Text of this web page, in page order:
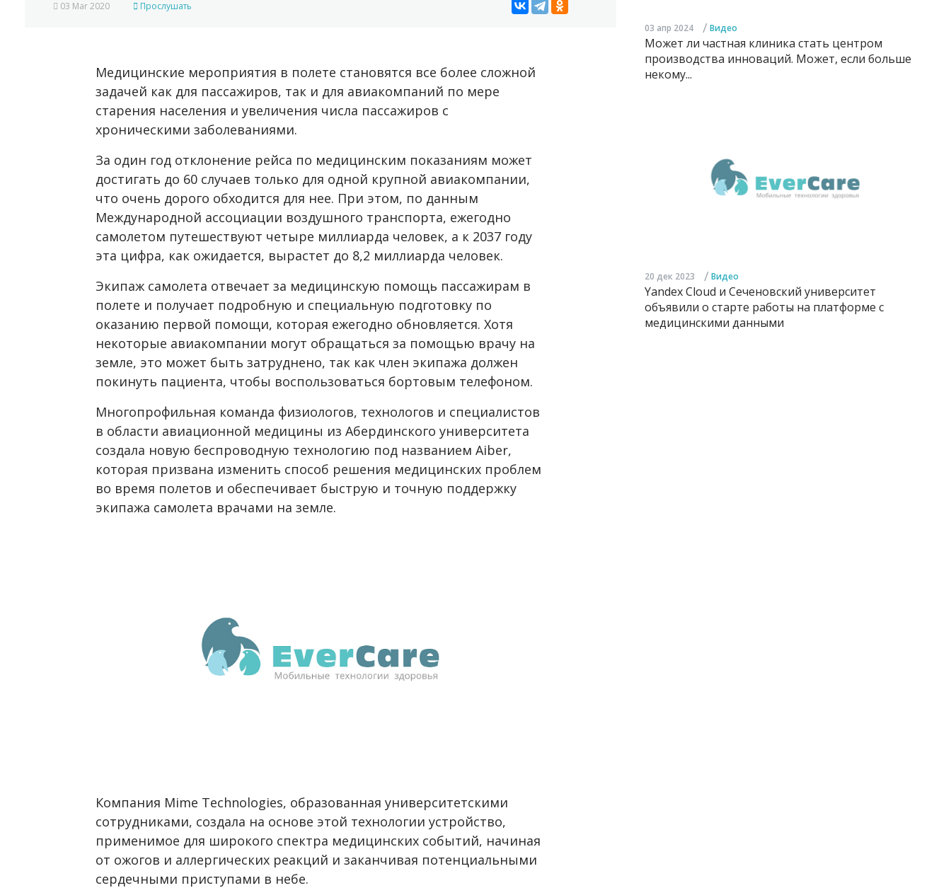
03 Mar 2020 Прослушать
Медицинские мероприятия в полете становятся все более сложной
задачей как для пассажиров, так и для авиакомпаний по мере
старения населения и увеличения числа пассажиров с
хроническими заболеваниями.
За один год отклонение рейса по медицинским показаниям может
достигать до 60 случаев только для одной крупной авиакомпании,
что очень дорого обходится для нее. При этом, по данным
Международной ассоциации воздушного транспорта, ежегодно
самолетом путешествуют четыре миллиарда человек, а к 2037 году
эта цифра, как ожидается, вырастет до 8,2 миллиарда человек.
Экипаж самолета отвечает за медицинскую помощь пассажирам в
полете и получает подробную и специальную подготовку по
оказанию первой помощи, которая ежегодно обновляется. Хотя
некоторые авиакомпании могут обращаться за помощью врачу на
земле, это может быть затруднено, так как член экипажа должен
покинуть пациента, чтобы воспользоваться бортовым телефоном.
Многопрофильная команда физиологов, технологов и специалистов
в области авиационной медицины из Абердинского университета
создала новую беспроводную технологию под названием Aiber,
которая призвана изменить способ решения медицинских проблем
во время полетов и обеспечивает быструю и точную поддержку
экипажа самолета врачами на земле.
Компания Mime Technologies, образованная университетскими
сотрудниками, создала на основе этой технологии устройство,
применимое для широкого спектра медицинских событий, начиная
от ожогов и аллергических реакций и заканчивая потенциальными
сердечными приступами в небе.
03 апр 2024 / Видео
Может ли частная клиника стать центром
производства инноваций. Может, если больше
некому...
20 дек 2023 / Видео
Yandex Cloud и Сеченовский университет
объявили о старте работы на платформе с
медицинскими данными